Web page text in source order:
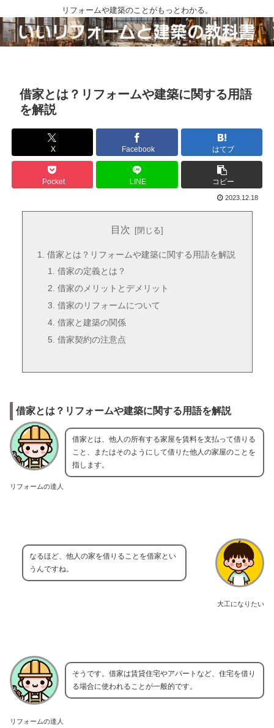
リフォームや建築のことがもっとわかる。
借家とは？リフォームや建築に関する用語
を解説
X Facebook はてブ
Pocket LINE コピー
2023.12.18
目次
借家とは？リフォームや建築に関する用語を解説
借家の定義とは？
借家のメリットとデメリット
借家のリフォームについて
借家と建築の関係
借家契約の注意点
借家とは？リフォームや建築に関する用語を解説
リフォームの達人
借家とは、他人の所有する家屋を賃料を支払って借りる
こと、またはそのようにして借りた他人の家屋のことを
指します。
大工になりたい
なるほど、他人の家を借りることを借家とい
うんですね。
リフォームの達人
そうです。借家は賃貸住宅やアパートなど、住宅を借り
る場合に使われることが一般的です。